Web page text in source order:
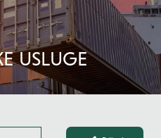
USLUGE